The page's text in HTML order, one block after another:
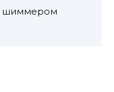
шиммером